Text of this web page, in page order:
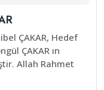
ÇAKAR, Hedef
ÇAKAR ın
Allah Rahmet